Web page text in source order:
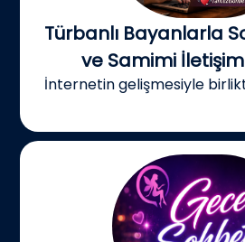
Türbanlı Bayanlarla
ve Samimi
İnternetin gelişmesiyle